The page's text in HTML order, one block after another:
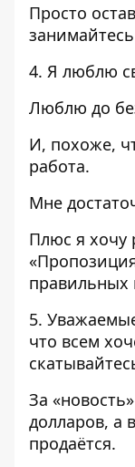
Просто
4. Я люблю
Люблю до
И, похоже,
работа.
Мне
Плюс я хочу
5.
что всем
За
долларов, а
продаётся.